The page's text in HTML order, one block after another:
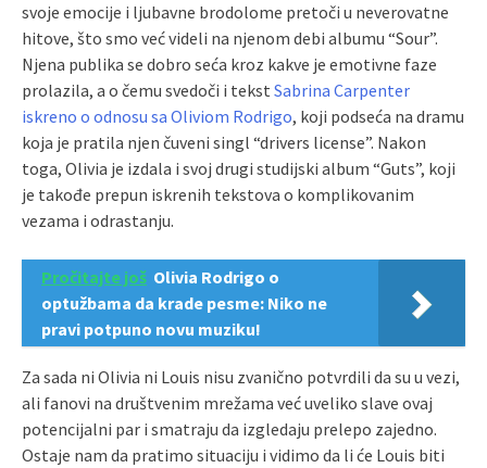
svoje emocije i ljubavne brodolome pretoči u neverovatne
hitove, što smo već videli na njenom debi albumu “Sour”.
Njena publika se dobro seća kroz kakve je emotivne faze
prolazila, a o čemu svedoči i tekst Sabrina Carpenter
iskreno o odnosu sa Oliviom Rodrigo, koji podseća na dramu
koja je pratila njen čuveni singl “drivers license”. Nakon
toga, Olivia je izdala i svoj drugi studijski album “Guts”, koji
je takođe prepun iskrenih tekstova o komplikovanim
vezama i odrastanju.
Pročitajte još Olivia Rodrigo o
optužbama da krade pesme: Niko ne
pravi potpuno novu muziku!
Za sada ni Olivia ni Louis nisu zvanično potvrdili da su u vezi,
ali fanovi na društvenim mrežama već uveliko slave ovaj
potencijalni par i smatraju da izgledaju prelepo zajedno.
Ostaje nam da pratimo situaciju i vidimo da li će Louis biti